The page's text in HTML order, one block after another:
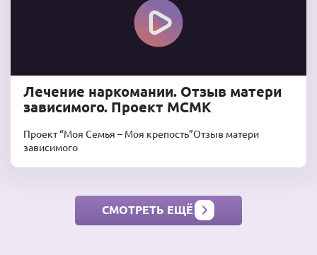
Лечение наркомании. Отзыв матери
зависимого. Проект МСМК
Проект “Моя Семья – Моя крепость”Отзыв матери
зависимого
СМОТРЕТЬ ЕЩЁ